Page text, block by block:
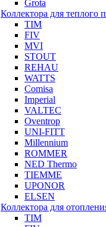
Grota
Коллектора для теплого
TIM
FIV
MVI
STOUT
REHAU
WATTS
Comisa
Imperial
VALTEC
Oventrop
UNI-FITT
Millennium
ROMMER
NED Thermo
TIEMME
UPONOR
ELSEN
Коллектора для
TIM